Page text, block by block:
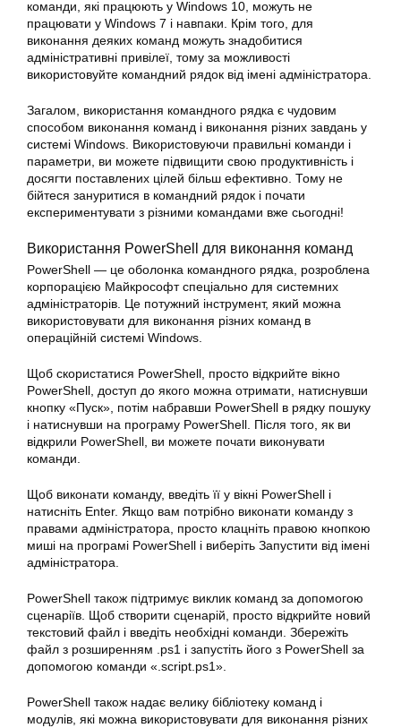
команди, які працюють у Windows 10, можуть не
працювати у Windows 7 і навпаки. Крім того, для
виконання деяких команд можуть знадобитися
адміністративні привілеї, тому за можливості
використовуйте командний рядок від імені адміністратора.
Загалом, використання командного рядка є чудовим
способом виконання команд і виконання різних завдань у
системі Windows. Використовуючи правильні команди і
параметри, ви можете підвищити свою продуктивність і
досягти поставлених цілей більш ефективно. Тому не
бійтеся зануритися в командний рядок і почати
експериментувати з різними командами вже сьогодні!
Використання PowerShell для виконання команд
PowerShell — це оболонка командного рядка, розроблена
корпорацією Майкрософт спеціально для системних
адміністраторів. Це потужний інструмент, який можна
використовувати для виконання різних команд в
операційній системі Windows.
Щоб скористатися PowerShell, просто відкрийте вікно
PowerShell, доступ до якого можна отримати, натиснувши
кнопку «Пуск», потім набравши PowerShell в рядку пошуку
і натиснувши на програму PowerShell. Після того, як ви
відкрили PowerShell, ви можете почати виконувати
команди.
Щоб виконати команду, введіть її у вікні PowerShell і
натисніть Enter. Якщо вам потрібно виконати команду з
правами адміністратора, просто клацніть правою кнопкою
миші на програмі PowerShell і виберіть Запустити від імені
адміністратора.
PowerShell також підтримує виклик команд за допомогою
сценаріїв. Щоб створити сценарій, просто відкрийте новий
текстовий файл і введіть необхідні команди. Збережіть
файл з розширенням .ps1 і запустіть його з PowerShell за
допомогою команди «.script.ps1».
PowerShell також надає велику бібліотеку команд і
модулів, які можна використовувати для виконання різних